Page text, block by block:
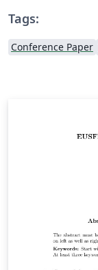
Tags:
Conference Paper